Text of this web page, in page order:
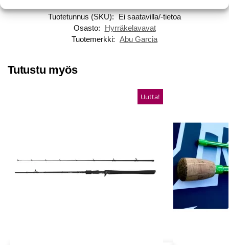
Tuotetunnus (SKU): Ei saatavilla/-tietoa
Osasto:
Hyrräkelavavat
Tuotemerkki: Abu Garcia
Tutustu myös
Uutta!